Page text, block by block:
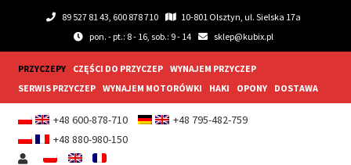
89 527 81 43, 600 878 710
10-801 Olsztyn, ul. Sielska 17a
pon. - pt.: 8 - 16, sob.: 9 - 14
sklep@kubix.pl
PRZYCZEPY CZĘŚCI DO PRZYCZEP
WYNAJEM PRZYCZEP
SERWIS PRZYCZEP
WYNAJEM MOTORÓWKI HAKI OPONY DOSTAWA
+48 600-878-710
+48 795-482-759
+48 880-980-150